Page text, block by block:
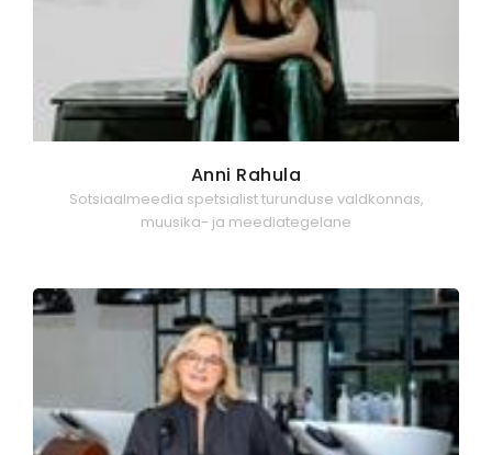
Anni Rahula
Sotsiaalmeedia spetsialist turunduse valdkonnas,
muusika- ja meediategelane